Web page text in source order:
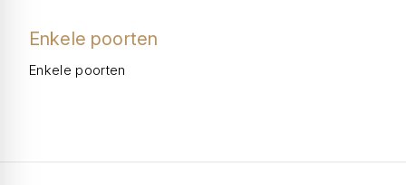
Enkele poorten
Enkele poorten